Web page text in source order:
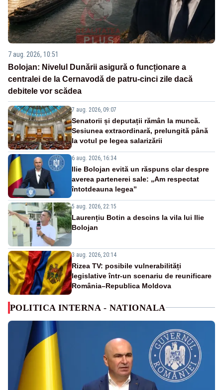
7 aug. 2026, 10:51
Bolojan: Nivelul Dunării asigură o funcționare a
centralei de la Cernavodă de patru-cinci zile dacă
debitele vor scădea
7 aug. 2026, 09:07
Senatorii și deputații rămân la muncă.
Sesiunea extraordinară, prelungită până
la votul pe legea salarizării
6 aug. 2026, 16:34
Ilie Bolojan evită un răspuns clar despre
averea partenerei sale: „Am respectat
întotdeauna legea”
5 aug. 2026, 22:15
Laurențiu Botin a descins la vila lui Ilie
Bolojan
3 aug. 2026, 20:14
Rizea TV: posibile vulnerabilități
legislative într-un scenariu de reunificare
România–Republica Moldova
POLITICA INTERNA - NATIONALA